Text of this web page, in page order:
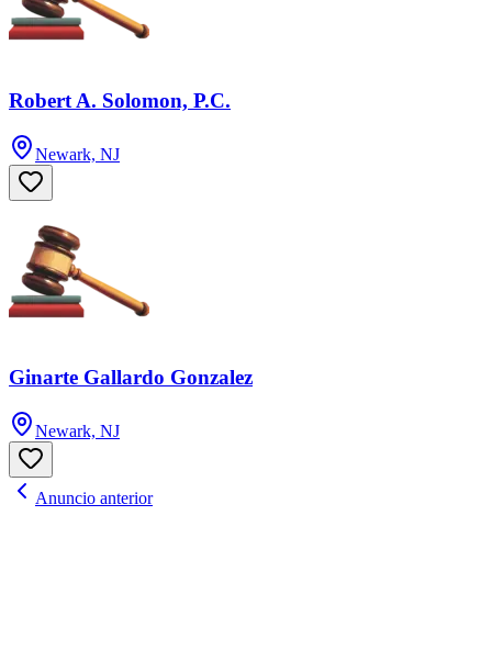
Robert A. Solomon, P.C.
Newark, NJ
Ginarte Gallardo Gonzalez
Newark, NJ
Anuncio anterior